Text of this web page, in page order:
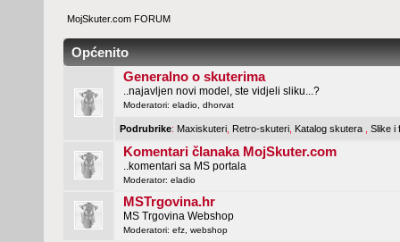
MojSkuter.com FORUM
Općenito
Generalno o skuterima
..najavljen novi model, ste vidjeli sliku...?
Moderatori: eladio, dhorvat
Podrubrike: Maxiskuteri Retro-skuteri Katalog skutera Slike i
Komentari članaka MojSkuter.com
..komentari sa MS portala
Moderator: eladio
MSTrgovina.hr
MS Trgovina Webshop
Moderatori: efz, webshop